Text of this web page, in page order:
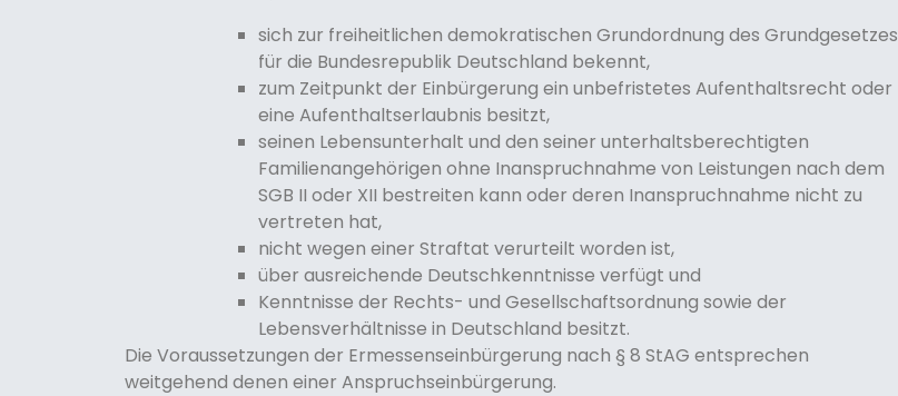
sich zur freiheitlichen demokratischen Grundordnung des Grundgesetzes
für die Bundesrepublik Deutschland bekennt,
zum Zeitpunkt der Einbürgerung ein unbefristetes Aufenthaltsrecht oder
eine Aufenthaltserlaubnis besitzt,
seinen Lebensunterhalt und den seiner unterhaltsberechtigten
Familienangehörigen ohne Inanspruchnahme von Leistungen nach dem
SGB II oder XII bestreiten kann oder deren Inanspruchnahme nicht zu
vertreten hat,
nicht wegen einer Straftat verurteilt worden ist,
über ausreichende Deutschkenntnisse verfügt und
Kenntnisse der Rechts- und Gesellschaftsordnung sowie der
Lebensverhältnisse in Deutschland besitzt.
Die Voraussetzungen der Ermessenseinbürgerung nach § 8 StAG entsprechen
weitgehend denen einer Anspruchseinbürgerung.